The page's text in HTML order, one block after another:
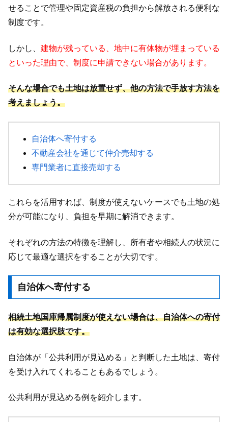
せることで管理や固定資産税の負担から解放される便利な
制度です。
しかし、 建物が残っている、地中に有体物が埋まっている
といった理由で、制度に申請できない場合があります。
そんな場合でも土地は放置せず、他の方法で手放す方法を
考えましょう。
自治体へ寄付する
不動産会社を通じて仲介売却する
専門業者に直接売却する
これらを活用すれば、制度が使えないケースでも土地の処
分が可能になり、負担を早期に解消できます。
それぞれの方法の特徴を理解し、所有者や相続人の状況に
応じて最適な選択をすることが大切です。
自治体へ寄付する
相続土地国庫帰属制度が使えない場合は、自治体への寄付
は有効な選択肢です。
自治体が「公共利用が見込める」と判断した土地は、寄付
を受け入れてくれることもあるでしょう。
公共利用が見込める例を紹介します。